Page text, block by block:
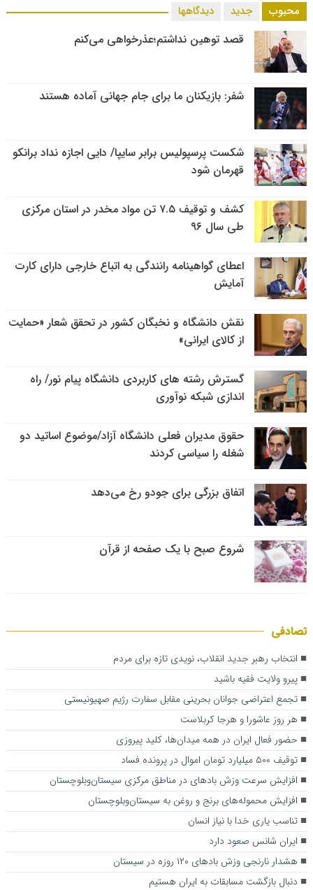
محبوب جدید دیدگاهها
قصد توهین نداشتم؛عذرخواهی می‌کنم
شفر: بازیکنان ما برای جام جهانی آماده هستند
شکست پرسپولیس برابر سایپا/ دایی اجازه نداد برانکو
قهرمان شود
کشف و توقیف ۷.۵ تن مواد مخدر در استان مرکزی
طی سال ۹۶
اعطای گواهینامه رانندگی به اتباع خارجی دارای کارت
آمایش
نقش دانشگاه و نخبگان کشور در تحقق شعار «حمایت
از کالای ایرانی»
گسترش رشته های کاربردی دانشگاه پیام نور/ راه
اندازی شبکه نوآوری
حقوق مدیران فعلی دانشگاه آزاد/موضوع اساتید دو
شغله را سیاسی کردند
اتفاق بزرگی برای جودو رخ می‌دهد
شروع صبح با یک صفحه از قرآن
تصادفی
انتخاب رهبر جدید انقلاب، نویدی تازه برای مردم
پیرو ولایت فقیه باشید
تجمع اعتراضی جوانان بحرینی مقابل سفارت رژیم صهیونیستی
هر روز عاشورا و هرجا کربلاست
حضور فعال ایران در همه میدان‌ها، کلید پیروزی
توقیف ۵۰۰ میلیارد تومان اموال در پرونده فساد
افزایش سرعت وزش بادهای در مناطق مرکزی سیستان‌وبلوچستان
افزایش محموله‌های برنج و روغن به سیستان‌وبلوچستان
تناسب یاری خدا با نیاز انسان
ایران شانس صعود دارد
هشدار نارنجی وزش بادهای ۱۲۰ روزه در سیستان
دنبال بازگشت مسابقات به ایران هستیم